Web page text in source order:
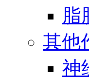
脂
其他
神